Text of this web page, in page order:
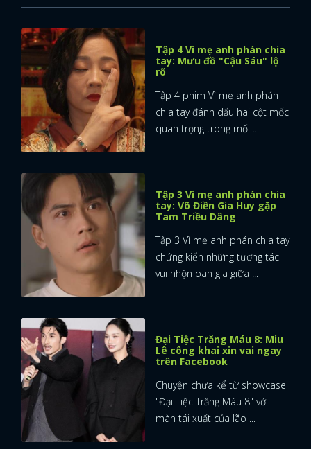
x
ĐĂNG NHẬP
Tập 4 Vì mẹ anh phán chia
tay: Mưu đồ "Cậu Sáu" lộ
rõ
Tập 4 phim Vì mẹ anh phán
chia tay đánh dấu hai cột mốc
quan trọng trong mối ...
Tập 3 Vì mẹ anh phán chia
tay: Võ Điền Gia Huy gặp
Tam Triều Dâng
Tập 3 Vì mẹ anh phán chia tay
chứng kiến những tương tác
vui nhộn oan gia giữa ...
Đại Tiệc Trăng Máu 8: Miu
Lê công khai xin vai ngay
trên Facebook
Chuyện chưa kể từ showcase
"Đại Tiệc Trăng Máu 8" với
màn tái xuất của lão ...